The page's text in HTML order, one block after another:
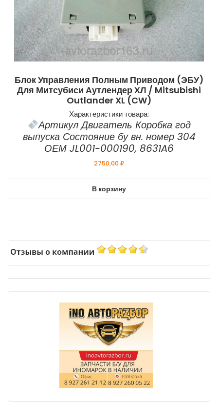
Блок Управления Полным Приводом (ЭБУ)
Для Митсубиси Аутлендер ХЛ / Mitsubishi
Outlander XL (CW)
Характеристики товара:
Артикул Двигатель Коробка год
выпуска Состояние бу вн. номер 304
ОЕМ JL001-000190, 8631A6
2750,00₽
В корзину